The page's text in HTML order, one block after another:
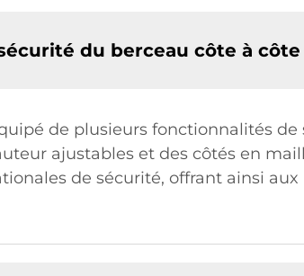
du berceau côte à côte
de plusieurs fonctionnalités
ajustables et des côtés en
de sécurité, offrant ainsi